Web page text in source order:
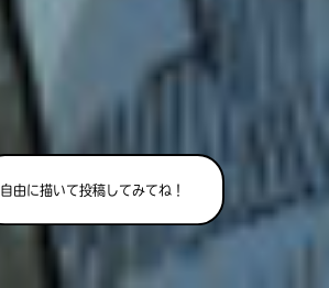
自由に描いて投稿してみてね！